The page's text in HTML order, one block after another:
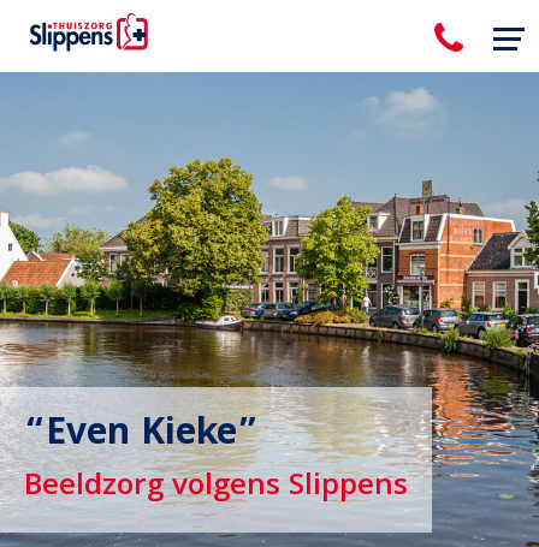
“Even Kieke”
Beeldzorg volgens Slippens